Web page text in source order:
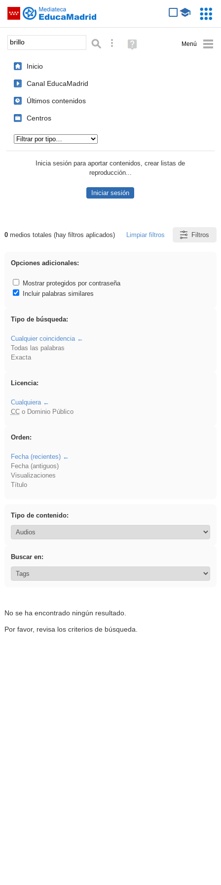
Saltar navegación
Palabra o frase: Búsqueda avanzada
Ayuda
(en
Inicio
Canal EducaMadrid
Últimos contenidos
Centros
Inicia sesión para aportar contenidos, crear listas de
reproducción...
Iniciar sesión
Resultados de: brillo
0medios totales (hay filtros aplicados) Limpiar filtros Filtros
Opciones adicionales:
Mostrar protegidos por contraseña
Incluir palabras similares
Tipo de búsqueda:
Cualquier coincidencia
Todas las palabras
Exacta
Licencia:
Cualquiera
CCo Dominio Público
Orden:
Fecha (recientes)
Fecha (antiguos)
Visualizaciones
Título
Tipo de contenido:
Buscar en:
No se ha encontrado ningún resultado.
Por favor, revisa los criterios de búsqueda.